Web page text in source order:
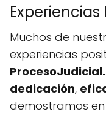
Experiencias
Muchos de
experiencias
dedicación,
demostramos